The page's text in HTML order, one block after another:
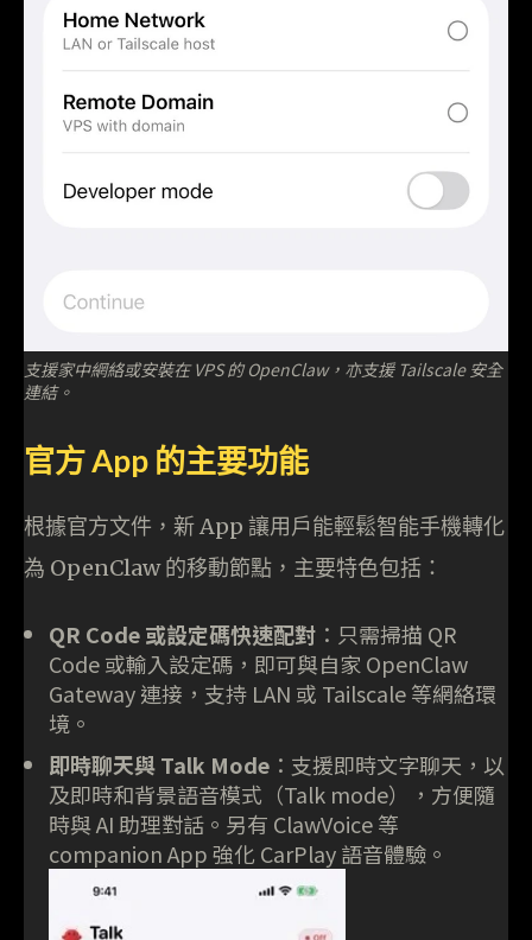
支援家中網絡或安裝在 VPS 的 OpenClaw，亦支援 Tailscale 安全
連結。
官方 App 的主要功能
根據官方文件，新 App 讓用戶能輕鬆智能手機轉化
為 OpenClaw 的移動節點，主要特色包括：
QR Code 或設定碼快速配對 ：只需掃描 QR
Code 或輸入設定碼，即可與自家 OpenClaw
Gateway 連接，支持 LAN 或 Tailscale 等網絡環
境。
即時聊天與 Talk Mode ：支援即時文字聊天，以
及即時和背景語音模式（Talk mode），方便隨
時與 AI 助理對話。另有 ClawVoice 等
companion App 強化 CarPlay 語音體驗。